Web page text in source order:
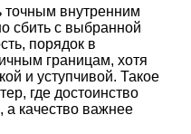
точным внутренним
сбить с выбранной
порядок в
границам, хотя
и уступчивой. Такое
где достоинство
а качество важнее